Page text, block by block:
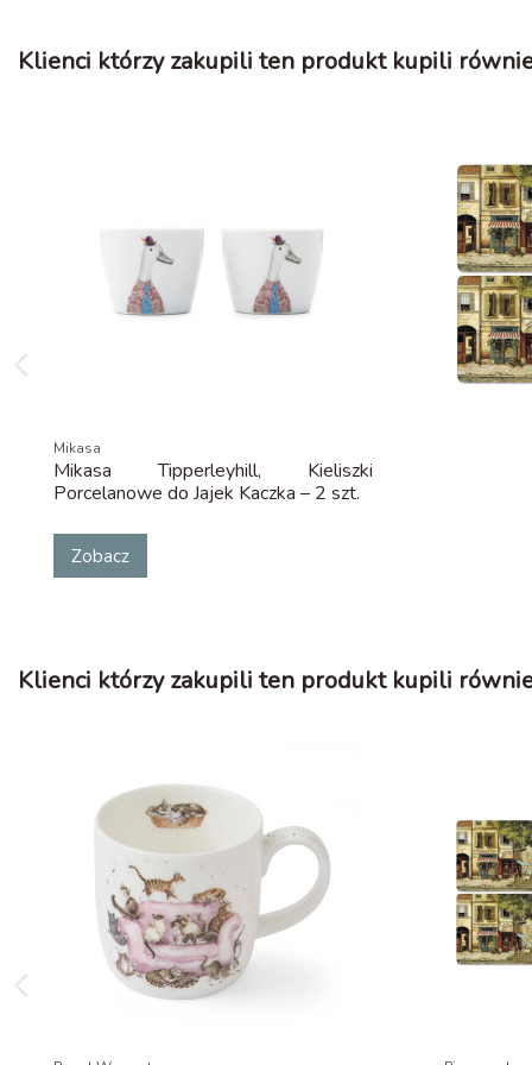
Klienci którzy zakupili ten produkt kupili
Mikasa
Mikasa Tipperleyhill, Kieliszki
Porcelanowe do Jajek Kaczka – 2 szt.
Zobacz
Klienci którzy zakupili ten produkt kupili